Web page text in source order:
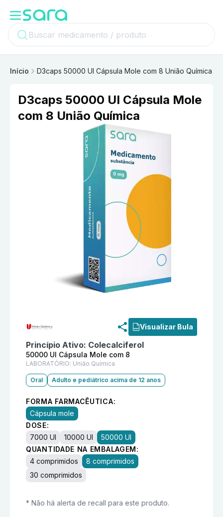
Início D3caps 50000 UI Cápsula Mole com 8 União Química
D3caps 50000 UI Cápsula Mole
com 8 União Química
Visualizar Bula
Princípio Ativo: Colecalciferol
50000 UI Cápsula Mole com 8
LABORATÓRIO: União Química
Oral Adulto e pediátrico acima de 12 anos
FORMA FARMACÊUTICA:
Cápsula mole
DOSE:
7000 UI
10000 UI
50000 UI
QUANTIDADE NA EMBALAGEM:
4 comprimidos
8 comprimidos
30 comprimidos
* Não há alerta de recall para este produto.